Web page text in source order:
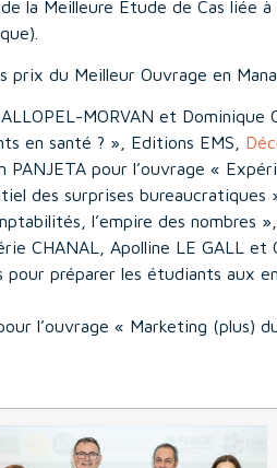
la Meilleure Etude de Cas liée
prix du Meilleur Ouvrage en
MORVAN et
en santé ? », Editions EMS,
PANJETA pour l’ouvrage «
des surprises bureaucratiques
l’empire des nombres
CHANAL, Apolline LE GALL
préparer les étudiants aux
l’ouvrage « Marketing (plus)